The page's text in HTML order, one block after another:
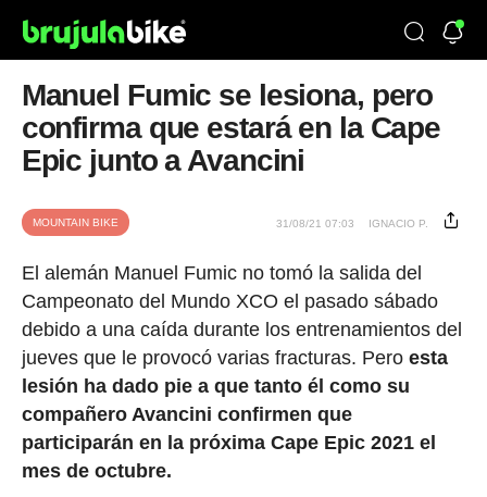
Manuel Fumic se lesiona, pero
confirma que estará en la Cape
Epic junto a Avancini
MOUNTAIN BIKE 31/08/21 07:03 IGNACIO P.
El alemán Manuel Fumic no tomó la salida del
Campeonato del Mundo XCO el pasado sábado
debido a una caída durante los entrenamientos del
jueves que le provocó varias fracturas. Pero esta
lesión ha dado pie a que tanto él como su
compañero Avancini confirmen que
participarán en la próxima Cape Epic 2021 el
mes de octubre.